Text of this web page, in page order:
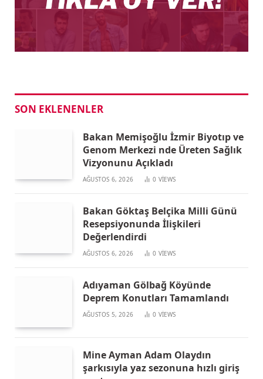
SON EKLENENLER
Bakan Memişoğlu İzmir Biyotıp ve
Genom Merkezi nde Üreten Sağlık
Vizyonunu Açıkladı
AĞUSTOS 6, 2026 0 VIEWS
Bakan Göktaş Belçika Milli Günü
Resepsiyonunda İlişkileri
Değerlendirdi
AĞUSTOS 6, 2026 0 VIEWS
Adıyaman Gölbağ Köyünde
Deprem Konutları Tamamlandı
AĞUSTOS 5, 2026 0 VIEWS
Mine Ayman Adam Olaydın
şarkısıyla yaz sezonuna hızlı giriş